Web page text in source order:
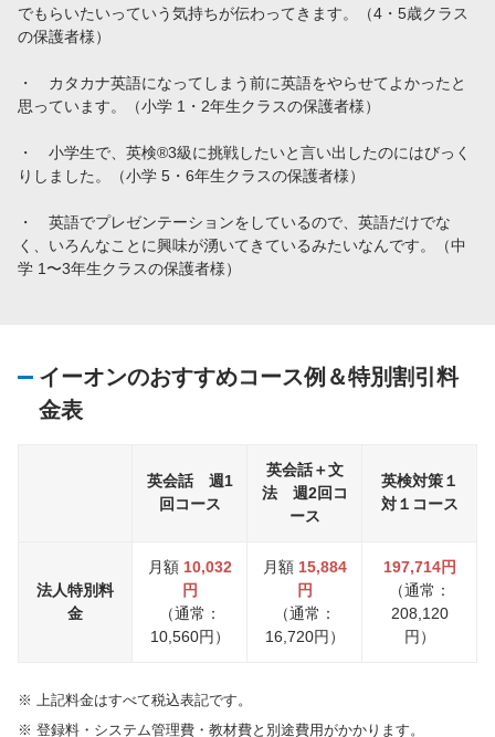
でもらいたいっていう気持ちが伝わってきます。（4・5歳クラス
の保護者様）
・ カタカナ英語になってしまう前に英語をやらせてよかったと
思っています。（小学 1・2年生クラスの保護者様）
・ 小学生で、英検®︎3級に挑戦したいと言い出したのにはびっく
りしました。（小学 5・6年生クラスの保護者様）
・ 英語でプレゼンテーションをしているので、英語だけでな
く、いろんなことに興味が湧いてきているみたいなんです。（中
学 1〜3年生クラスの保護者様）
イーオンのおすすめコース例＆特別割引料
金表
英会話 週1
回コース
英会話＋文
法 週2回コ
ース
英検対策１
対１コース
法人特別料
金
月額 10,032
円
（通常：
10,560円）
月額 15,884
円
（通常：
16,720円）
197,714円
（通常：
208,120
円）
※ 上記料金はすべて税込表記です。
※ 登録料・システム管理費・教材費と別途費用がかかります。